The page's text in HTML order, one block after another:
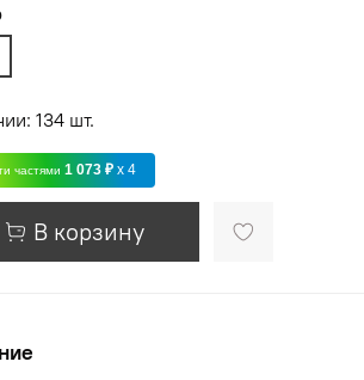
- 400.000 рублей.
134 шт.
частями 1 073 ₽ x 4
В корзину